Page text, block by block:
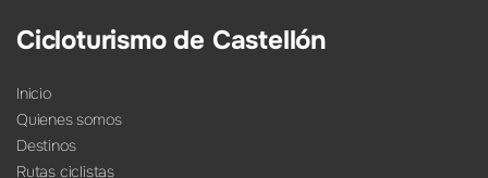
Cicloturismo de Castellón
Inicio
Quienes somos
Destinos
Rutas ciclistas